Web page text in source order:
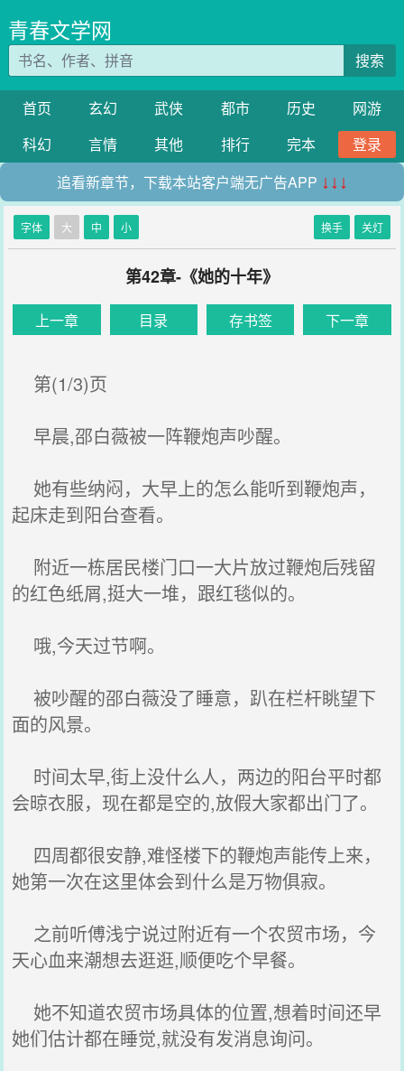
青春文学网
搜索
首页 玄幻 武侠 都市 历史
网游
科幻
言情 其他 排行 完本
登录
追看新章节，下载本站客户端无广告APP ↓↓↓
字体 大 中 小 换手 关灯
第42章-《她的十年》
上一章 目录 存书签 下一章
第(1/3)页
早晨,邵白薇被一阵鞭炮声吵醒。
她有些纳闷，大早上的怎么能听到鞭炮声，
起床走到阳台查看。
附近一栋居民楼门口一大片放过鞭炮后残留
的红色纸屑,挺大一堆，跟红毯似的。
哦,今天过节啊。
被吵醒的邵白薇没了睡意，趴在栏杆眺望下
面的风景。
时间太早,街上没什么人，两边的阳台平时都
会晾衣服，现在都是空的,放假大家都出门了。
四周都很安静,难怪楼下的鞭炮声能传上来，
她第一次在这里体会到什么是万物俱寂。
之前听傅浅宁说过附近有一个农贸市场，今
天心血来潮想去逛逛,顺便吃个早餐。
她不知道农贸市场具体的位置,想着时间还早
她们估计都在睡觉,就没有发消息询问。